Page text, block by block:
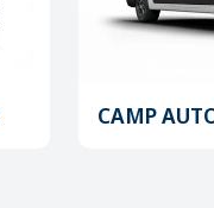
CAMP